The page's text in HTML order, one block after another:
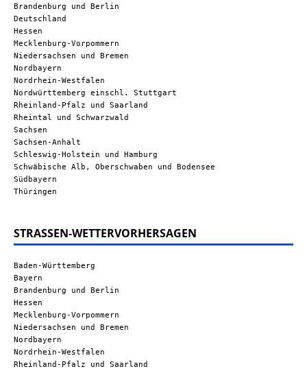
Brandenburg und Berlin
Deutschland
Hessen
Mecklenburg-Vorpommern
Niedersachsen und Bremen
Nordbayern
Nordrhein-Westfalen
Nordwürttemberg einschl. Stuttgart
Rheinland-Pfalz und Saarland
Rheintal und Schwarzwald
Sachsen
Sachsen-Anhalt
Schleswig-Holstein und Hamburg
Schwäbische Alb, Oberschwaben und Bodensee
Südbayern
Thüringen
STRASSEN-WETTERVORHERSAGEN
Baden-Württemberg
Bayern
Brandenburg und Berlin
Hessen
Mecklenburg-Vorpommern
Niedersachsen und Bremen
Nordbayern
Nordrhein-Westfalen
Rheinland-Pfalz und Saarland